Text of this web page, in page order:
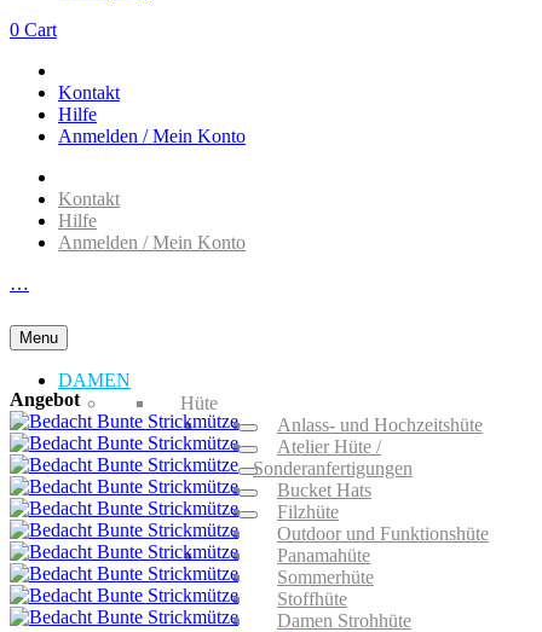
0 Cart
Kontakt
Hilfe
Anmelden / Mein Konto
Kontakt
Hilfe
Anmelden / Mein Konto
…
Menu
DAMEN
Hüte
Anlass- und Hochzeitshüte
Atelier Hüte /
Sonderanfertigungen
Bucket Hats
Filzhüte
Outdoor und Funktionshüte
Panamahüte
Sommerhüte
Stoffhüte
Damen Strohhüte
Angebot